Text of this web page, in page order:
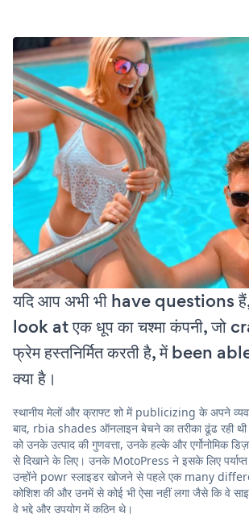
यदि आप अभी भी have questions
look at एक धूप का चश्मा कंपनी, जो
फ्रेम हस्तनिर्मित करती है, में been
क्या है।
स्थानीय मेलों और क्राफ्ट शो में publicizing के अपने
बाद, rbia shades ऑनलाइन बेचने का तरीका ढूंढ रही
को उनके उत्पाद की गुणवत्ता, उनके हल्के और एर्गोनोमिक
से दिखाने के लिए। उनके MotoPress ने इसके लिए पर्याप्त
उन्होंने powr स्लाइडर खोजने से पहले एक many
कोशिश की और उनमें से कोई भी ऐसा नहीं लगा जैसे कि वे
वे भद्दे और उपयोग में कठिन थे।